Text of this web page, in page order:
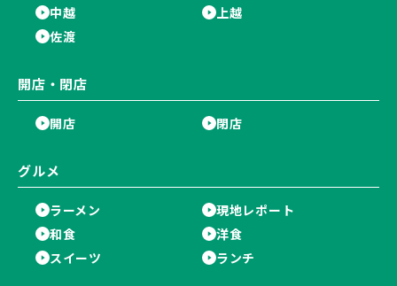
中越
上越
佐渡
開店・閉店
開店 閉店
グルメ
ラーメン
現地レポート
和食
洋食
スイーツ
ランチ